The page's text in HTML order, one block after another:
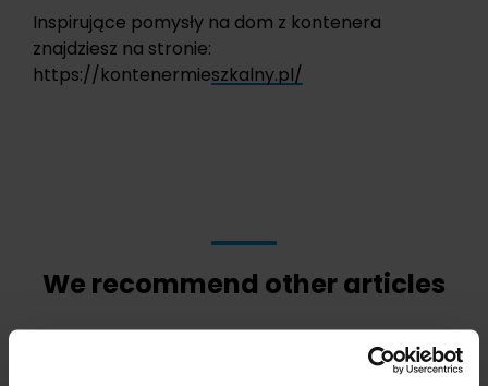
Inspirujące pomysły na dom z kontenera
znajdziesz na stronie:
https://kontenermieszkalny.pl/
We recommend other articles